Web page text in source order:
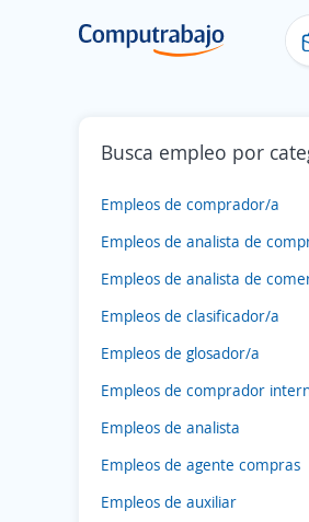
Busca empleo por
Empleos de comprador/a
Empleos de analista de
Empleos de analista de
Empleos de clasificador/a
Empleos de glosador/a
Empleos de comprador
Empleos de analista
Empleos de agente compras
Empleos de auxiliar